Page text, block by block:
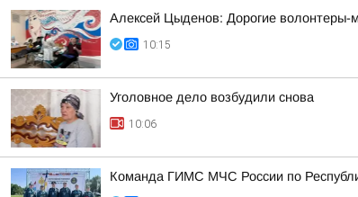
Алексей Цыденов: Дорогие волонтеры-
10:15
Уголовное дело возбудили снова
10:06
Команда ГИМС МЧС России по